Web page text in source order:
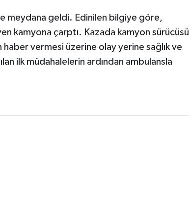
meydana geldi. Edinilen bilgiye göre,
kamyona çarptı. Kazada kamyon sürücüsü
vermesi üzerine olay yerine sağlık ve
ilk müdahalelerin ardından ambulansla